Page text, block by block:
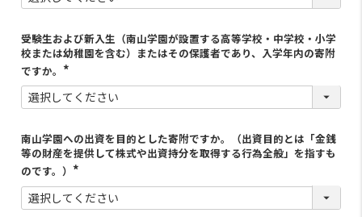
須
受験生および新入生（南山学園が設置する高等学校・中学校・小学
校または幼稚園を含む）またはその保護者であり、入学年内の寄附
ですか。
南山学園への出資を目的とした寄附ですか。（出資目的とは「金銭
等の財産を提供して株式や出資持分を取得する行為全般」を指すも
のです。）